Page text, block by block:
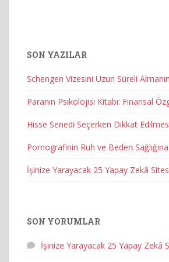
SON YAZILAR
Schengen Vizesini Uzun Süreli
Paranın Psikolojisi Kitabı: Finansal
Hisse Senedi Seçerken Dikkat
Pornografinin Ruh ve Beden
İşinize Yarayacak 25 Yapay Zekâ
SON YORUMLAR
İşinize Yarayacak 25 Yapay Zekâ